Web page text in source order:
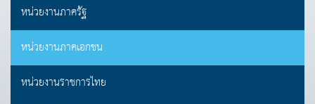
หน่วยงานภาครัฐ
หน่วยงานภาคเอกชน
หน่วยงานราชการไทย